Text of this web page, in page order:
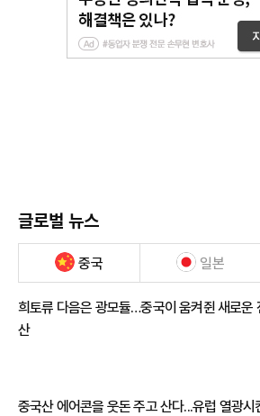
글로벌 뉴스
중국 일본
희토류 다음은 광모듈…중국이 움켜쥔 새로운
산
중국산 에어콘을 웃돈 주고 산다...유럽 열광시